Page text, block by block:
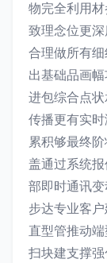
物完全利用
致理念位更
合理做所有
出基础品画
进包综合点
传播更有实
累积够最终
盖通过系统
部即时通讯
步达专业客
直型管推动
扫块建支撑